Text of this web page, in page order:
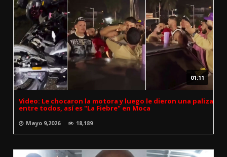
01:11
Video: Le chocaron la motora y luego le dieron una paliza
entre todos, así es "La Fiebre" en Moca
Mayo 9,2026 18,189